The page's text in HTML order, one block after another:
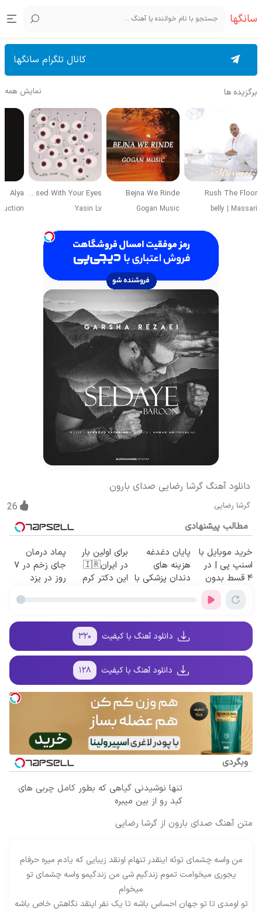
سانگها
کانال تلگرام سانگها
برگزیده ها نمایش همه
Rush The Floor
belly | Massari
Bejna We Rinde
Gogan Music
Obsessed With Your Eyes
Yasin Lv
Alya
دانلود آهنگ گرشا رضایی صدای بارون
گرشا رضایی 26
مطالب پیشنهادی
خرید موبایل با
اسنپ پی | در
۴ قسط بدون
سود و کارمزد!
پایان دغدغه
هزینه های
دندان پزشکی با
برای اولین بار
در ایران🇮🇷
این دکتر کرم
پماد درمان
جای زخم در ۷
روز در یزد
دانلود آهنگ با کیفیت ۳۲۰
دانلود آهنگ با کیفیت ۱۲۸
وبگردی
تنها نوشیدنی گیاهی که بطور کامل چربی های
کبد رو از بین میبره
متن آهنگ صدای بارون از گرشا رضایی
من واسه چشمای توئه اینقدر تنهام اونقد زیبایی که یادم میره حرفام
یجوری میخوامت تموم زندگیم شی من زندگیمو واسه چشمای تو
میخوام
تو اومدی تا تو جهان احساس باشه تا یک نفر اینقد نگاهش خاص باشه